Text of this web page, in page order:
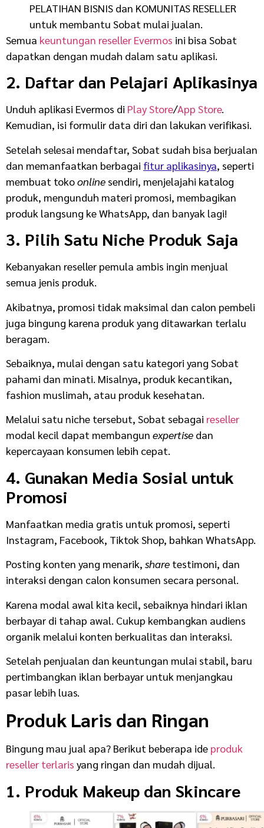
PELATIHAN BISNIS dan KOMUNITAS RESELLER
untuk membantu Sobat mulai jualan.
Semua keuntungan reseller Evermos ini bisa Sobat
dapatkan dengan mudah dalam satu aplikasi.
2. Daftar dan Pelajari Aplikasinya
Unduh aplikasi Evermos di Play Store/App Store.
Kemudian, isi formulir data diri dan lakukan verifikasi.
Setelah selesai mendaftar, Sobat sudah bisa berjualan
dan memanfaatkan berbagai fitur aplikasinya, seperti
membuat tokoonline sendiri, menjelajahi katalog
produk, mengunduh materi promosi, membagikan
produk langsung ke WhatsApp, dan banyak lagi!
3. Pilih Satu Niche Produk Saja
Kebanyakan reseller pemula ambis ingin menjual
semua jenis produk.
Akibatnya, promosi tidak maksimal dan calon pembeli
juga bingung karena produk yang ditawarkan terlalu
beragam.
Sebaiknya, mulai dengan satu kategori yang Sobat
pahami dan minati. Misalnya, produk kecantikan,
fashion muslimah, atau produk kesehatan.
Melalui satu niche tersebut, Sobat sebagai reseller
modal kecil dapat membangun expertise dan
kepercayaan konsumen lebih cepat.
4. Gunakan Media Sosial untuk
Promosi
Manfaatkan media gratis untuk promosi, seperti
Instagram, Facebook, Tiktok Shop, bahkan WhatsApp.
Posting konten yang menarik, share testimoni, dan
interaksi dengan calon konsumen secara personal.
Karena modal awal kita kecil, sebaiknya hindari iklan
berbayar di tahap awal. Cukup kembangkan audiens
organik melalui konten berkualitas dan interaksi.
Setelah penjualan dan keuntungan mulai stabil, baru
pertimbangkan iklan berbayar untuk menjangkau
pasar lebih luas.
Produk Laris dan Ringan
Bingung mau jual apa? Berikut beberapa ide produk
reseller terlaris yang ringan dan mudah dijual.
1. Produk Makeup dan Skincare